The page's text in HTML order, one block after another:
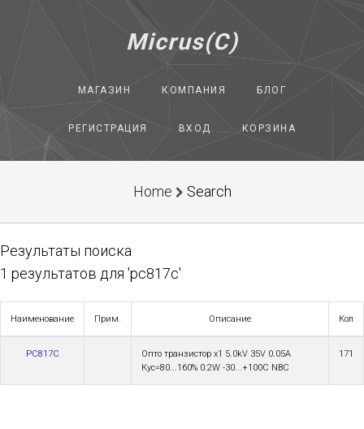
Micrus(C)
МАГАЗИН КОМПАНИЯ БЛОГ
РЕГИСТРАЦИЯ ВХОД КОРЗИНА
Home Search
Результаты поиска
1 результатов для 'pc817c'
Наименование Прим. Описание Кол
PC817C
Опто транзистор x1 5.0kV 35V 0.05A
Кус=80...160% 0.2W -30...+100C NBC
171